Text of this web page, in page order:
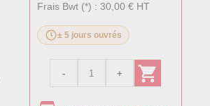
Frais Bwt (*) : 30,00 € HT
± 5 jours ouvrés